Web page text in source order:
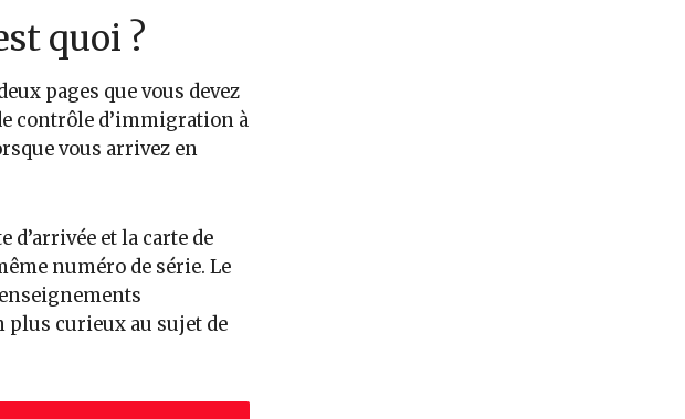
quoi ?
pages que vous devez
contrôle d’immigration à
vous arrivez en
d’arrivée et la carte de
numéro de série. Le
plus curieux au sujet de